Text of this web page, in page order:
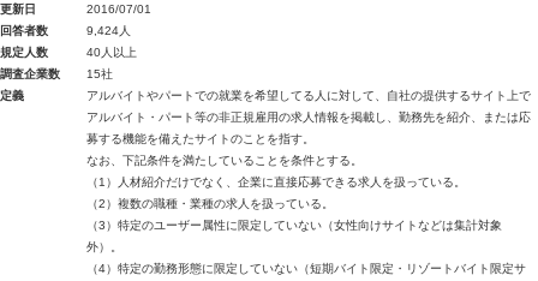
更新日
2016/07/01
回答者数
9,424人
規定人数
40人以上
調査企業数
15社
定義
アルバイトやパートでの就業を希望してる人に対して、自社の提供するサイト上で
アルバイト・パート等の非正規雇用の求人情報を掲載し、勤務先を紹介、または応
募する機能を備えたサイトのことを指す。
なお、下記条件を満たしていることを条件とする。
（1）人材紹介だけでなく、企業に直接応募できる求人を扱っている。
（2）複数の職種・業種の求人を扱っている。
（3）特定のユーザー属性に限定していない（女性向けサイトなどは集計対象
外）。
（4）特定の勤務形態に限定していない（短期バイト限定・リゾートバイト限定サ